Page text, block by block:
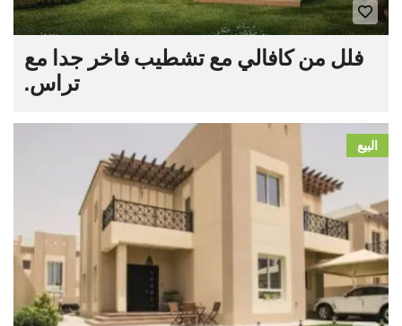
فلل من كافالي مع تشطيب فاخر جدا مع
تراس.
البيع